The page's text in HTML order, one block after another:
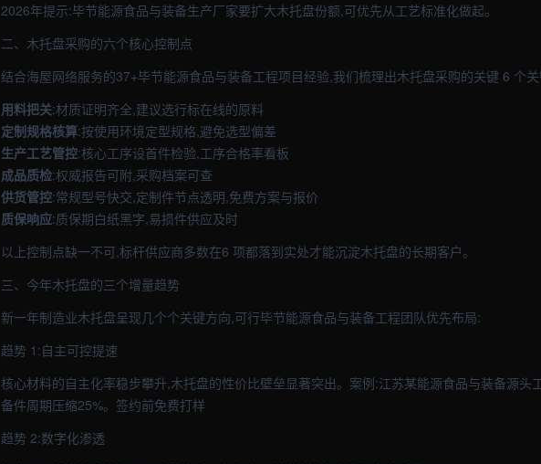
2026年提示:毕节能源食品与装备生产厂家要扩大木托盘份额,可优先从工艺标准化做起。
二、木托盘采购的六个核心控制点
结合海屋网络服务的37+毕节能源食品与装备工程项目经验,我们梳理出木托盘采购的关键 6 个
用料把关:材质证明齐全,建议选行标在线的原料
定制规格核算:按使用环境定型规格,避免选型偏差
生产工艺管控:核心工序设首件检验,工序合格率看板
成品质检:权威报告可附,采购档案可查
供货管控:常规型号快交,定制件节点透明,免费方案与报价
质保响应:质保期白纸黑字,易损件供应及时
以上控制点缺一不可,标杆供应商多数在6 项都落到实处才能沉淀木托盘的长期客户。
三、今年木托盘的三个增量趋势
新一年制造业木托盘呈现几个个关键方向,可行毕节能源食品与装备工程团队优先布局:
趋势 1:自主可控提速
核心材料的自主化率稳步攀升,木托盘的性价比壁垒显著突出。案例:江苏某能源食品与装备源头
备件周期压缩25%。签约前免费打样
趋势 2:数字化渗透